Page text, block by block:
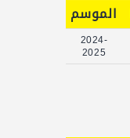
الموسم
2024-
2025